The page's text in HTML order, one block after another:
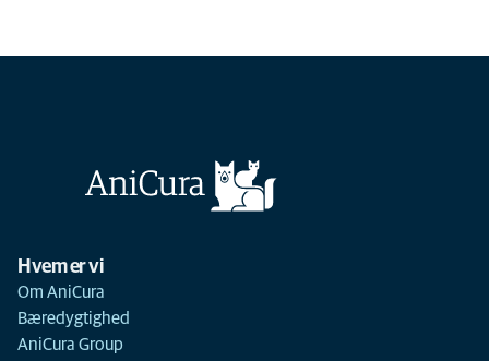
Hvem er vi
Om AniCura
Bæredygtighed
AniCura Group